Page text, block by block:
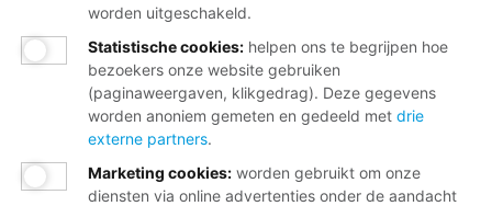
Dienstverlening bij jou in de buurt
Meld je aan voor onze nieuwsbrief
worden uitgeschakeld.
Statistische cookies: helpen ons te begrijpen hoe
bezoekers onze website gebruiken
(paginaweergaven, klikgedrag). Deze gegevens
worden anoniem gemeten en gedeeld met drie
externe partners.
Marketing cookies: worden gebruikt om onze
diensten via online advertenties onder de aandacht